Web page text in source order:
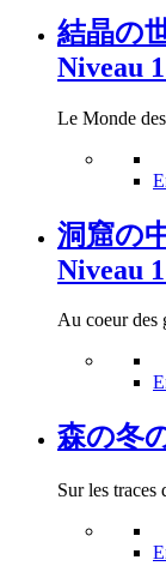
結晶の
Niveau
Le Monde
洞窟の
Niveau
Au coeur des
森の冬
Sur les